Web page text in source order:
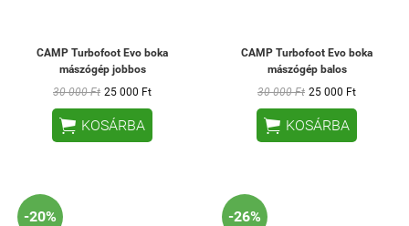
CAMP Turbofoot Evo boka
mászógép jobbos
30 000 Ft 25 000 Ft
 KOSÁRBA
CAMP Turbofoot Evo boka
mászógép balos
30 000 Ft 25 000 Ft
 KOSÁRBA
-20% -26%